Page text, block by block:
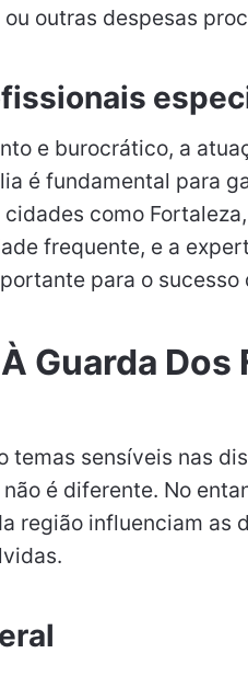
outras despesas
e burocrático, a
é fundamental para
como
frequente, e a
para o sucesso
Guarda Dos
temas sensíveis nas
é diferente. No
região influenciam as